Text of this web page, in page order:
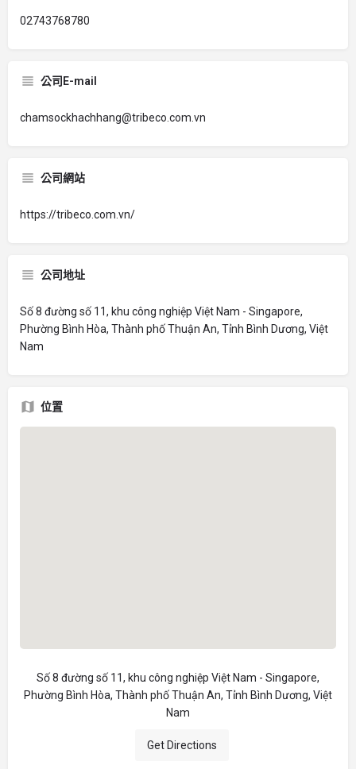
02743768780
公司E-mail
chamsockhachhang@tribeco.com.vn
公司網站
https://tribeco.com.vn/
公司地址
Số 8 đường số 11, khu công nghiệp Việt Nam - Singapore,
Phường Bình Hòa, Thành phố Thuận An, Tỉnh Bình Dương, Việt
Nam
位置
Số 8 đường số 11, khu công nghiệp Việt Nam - Singapore,
Phường Bình Hòa, Thành phố Thuận An, Tỉnh Bình Dương, Việt
Nam
Get Directions